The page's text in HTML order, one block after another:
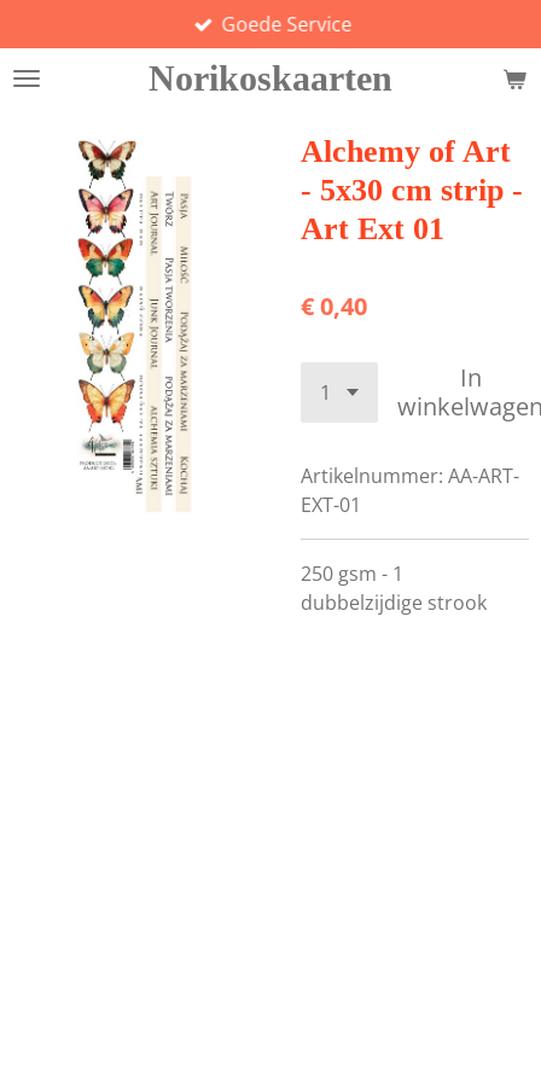
direct
naar
hoofdinhoud
Norikoskaarten
Goede Service
Alchemy of Art
- 5x30 cm strip -
Art Ext 01
€ 0,40
In
Artikelnummer: AA-ART-
EXT-01
250 gsm - 1
dubbelzijdige strook